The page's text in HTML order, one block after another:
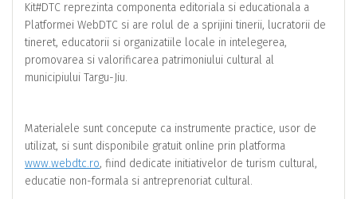
Kit#DTC reprezinta componenta editoriala si educationala a
Platformei WebDTC si are rolul de a sprijini tinerii, lucratorii de
tineret, educatorii si organizatiile locale in intelegerea,
promovarea si valorificarea patrimoniului cultural al
municipiului Targu-Jiu.
Materialele sunt concepute ca instrumente practice, usor de
utilizat, si sunt disponibile gratuit online prin platforma
www.webdtc.ro, fiind dedicate initiativelor de turism cultural,
educatie non-formala si antreprenoriat cultural.